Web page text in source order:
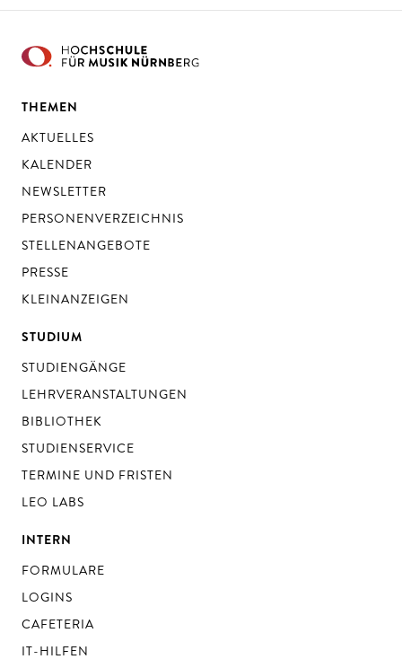
THEMEN
AKTUELLES
KALENDER
NEWSLETTER
PERSONENVERZEICHNIS
STELLENANGEBOTE
PRESSE
KLEINANZEIGEN
STUDIUM
STUDIENGÄNGE
LEHRVERANSTALTUNGEN
BIBLIOTHEK
STUDIENSERVICE
TERMINE UND FRISTEN
LEO LABS
INTERN
FORMULARE
LOGINS
CAFETERIA
IT-HILFEN